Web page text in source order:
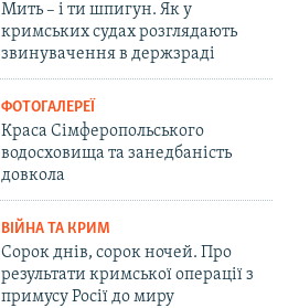
Мить – і ти шпигун. Як у
кримських судах розглядають
звинувачення в держзраді
ФОТОГАЛЕРЕЇ
Краса Сімферопольського
водосховища та занедбаність
довкола
ВІЙНА ТА КРИМ
Сорок днів, сорок ночей. Про
результати кримської операції з
примусу Росії до миру